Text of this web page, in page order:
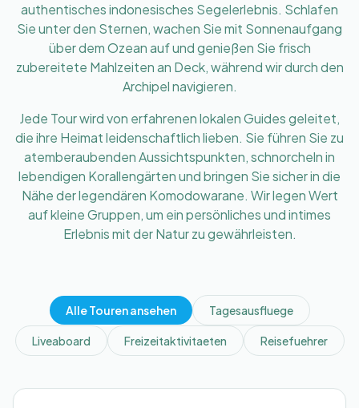
authentisches indonesisches Segelerlebnis. Schlafen
Sie unter den Sternen, wachen Sie mit Sonnenaufgang
über dem Ozean auf und genießen Sie frisch
zubereitete Mahlzeiten an Deck, während wir durch den
Archipel navigieren.
Jede Tour wird von erfahrenen lokalen Guides geleitet,
die ihre Heimat leidenschaftlich lieben. Sie führen Sie zu
atemberaubenden Aussichtspunkten, schnorcheln in
lebendigen Korallengärten und bringen Sie sicher in die
Nähe der legendären Komodowarane. Wir legen Wert
auf kleine Gruppen, um ein persönliches und intimes
Erlebnis mit der Natur zu gewährleisten.
Alle Touren ansehen Tagesausfluege
Liveaboard Freizeitaktivitaeten Reisefuehrer